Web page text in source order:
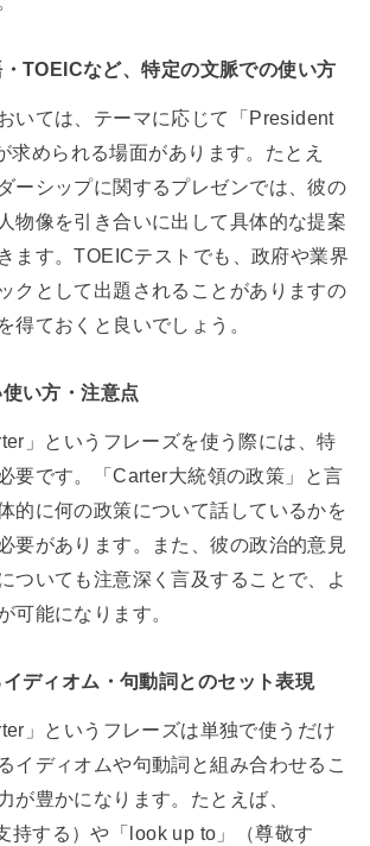
TOEICなど、特定の文脈での使い方
いては、テーマに応じて「President
求められる場面があります。たとえ
ーシップに関するプレゼンでは、彼の
物像を引き合いに出して具体的な提案
ます。TOEICテストでも、政府や業界
クとして出題されることがありますの
得ておくと良いでしょう。
い方・注意点
」というフレーズを使う際には、特
要です。「Carter大統領の政策」と言
的に何の政策について話しているかを
要があります。また、彼の政治的意見
ついても注意深く言及することで、よ
可能になります。
ディオム・句動詞とのセット表現
」というフレーズは単独で使うだけ
イディオムや句動詞と組み合わせるこ
が豊かになります。たとえば、
持する）や「look up to」（尊敬す